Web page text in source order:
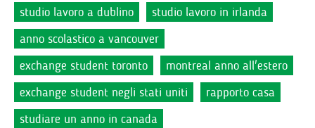
studio lavoro a dublino
studio lavoro in irlanda
anno scolastico a vancouver
exchange student toronto
montreal anno all'estero
exchange student negli stati uniti
rapporto casa
studiare un anno in canada